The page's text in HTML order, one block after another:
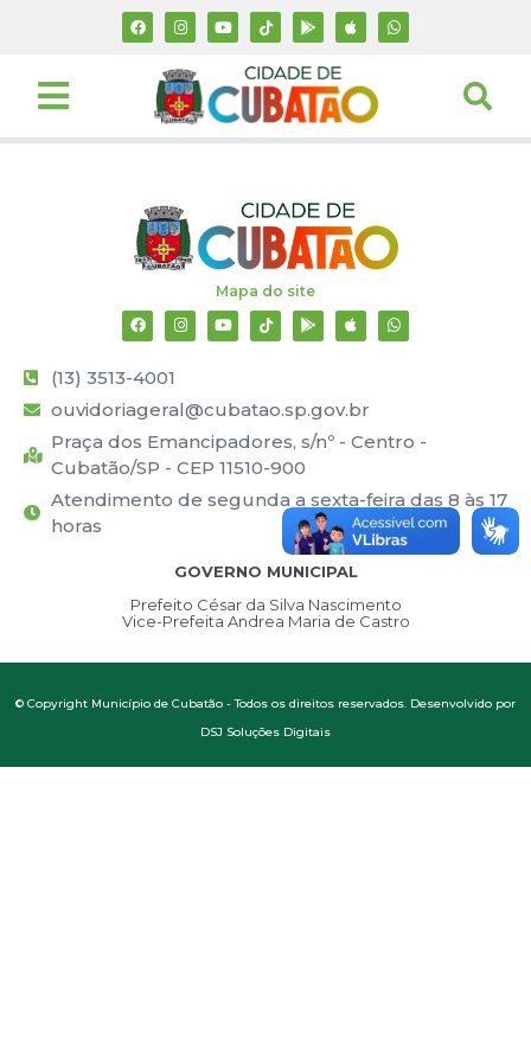
Mapa do site
(13) 3513-4001
ouvidoriageral@cubatao.sp.gov.br
Praça dos Emancipadores, s/nº - Centro -
Cubatão/SP - CEP 11510-900
Atendimento de segunda a sexta-feira das 8 às 17
horas
GOVERNO MUNICIPAL
Prefeito César da Silva Nascimento
Vice-Prefeita Andrea Maria de Castro
© Copyright Município de Cubatão - Todos os direitos reservados. Desenvolvido por
DSJ Soluções Digitais